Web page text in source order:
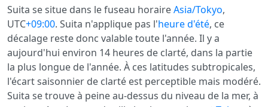
Suita se situe dans le fuseau horaireAsia/Tokyo,
UTC+09:00. Suita n'applique pas l'heure d'été, ce
décalage reste donc valable toute l'année. Il y a
aujourd'hui environ 14 heures de clarté, dans la partie
la plus longue de l'année. À ces latitudes subtropicales,
l'écart saisonnier de clarté est perceptible mais modéré.
Suita se trouve à peine au-dessus du niveau de la mer, à